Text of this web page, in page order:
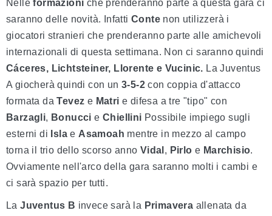
Nelleformazioni che prenderanno parte a questa gara ci
saranno delle novità. Infatti Conte non utilizzerà i
giocatori stranieri che prenderanno parte alle amichevoli
internazionali di questa settimana. Non ci saranno quindi
Cáceres, Lichtsteiner, Llorente e Vucinic. La Juventus
A giocherà quindi con un 3-5-2 con coppia d'attacco
formata daTevez e Matri e difesa a tre "tipo" con
Barzagli, Bonucci eChiellini Possibile impiego sugli
esterni di Isla e Asamoah mentre in mezzo al campo
torna il trio dello scorso anno Vidal , Pirlo e Marchisio.
Ovviamente nell'arco della gara saranno molti i cambi e
ci sarà spazio per tutti.
LaJuventus B invece sarà la Primavera allenata da